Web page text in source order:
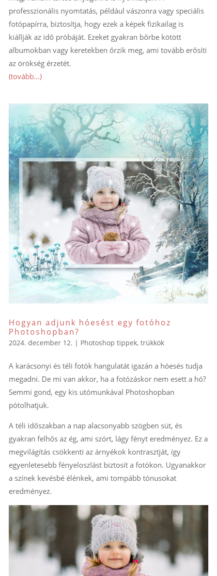
professzionális nyomtatás, például vászonra vagy speciális
fotópapírra, biztosítja, hogy ezek a képek fizikailag is
kiállják az idő próbáját. Ezeket gyakran bőrbe kötött
albumokban vagy keretekben őrzik meg, ami tovább erősíti
az örökség érzetét.
(tovább…)
Hogyan adjunk hóesést egy fotóhoz
Photoshopban?
2024. december 12. | Photoshop tippek, trükkök
A karácsonyi és téli fotók hangulatát igazán a hóesés tudja
megadni. De mi van akkor, ha a fotózáskor nem esett a hó?
Semmi gond, egy kis utómunkával Photoshopban
pótolhatjuk.
A téli időszakban a nap alacsonyabb szögben süt, és
gyakran felhős az ég, ami szórt, lágy fényt eredményez. Ez a
megvilágítás csökkenti az árnyékok kontrasztját, így
egyenletesebb fényeloszlást biztosít a fotókon. Ugyanakkor
a színek kevésbé élénkek, ami tompább tónusokat
eredményez.